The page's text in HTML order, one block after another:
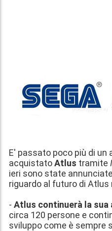
E' passato poco più di un
acquistatoAtlus tramite
ieri sono state
riguardo al futuro di Atlus
- Atlus continuerà la
circa 120 persone e
sviluppo come è sempre